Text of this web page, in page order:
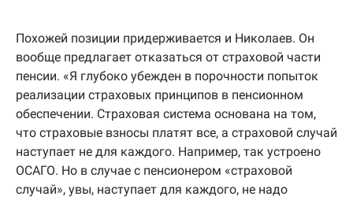
Похожей позиции придерживается и Николаев. Он
вообще предлагает отказаться от страховой части
пенсии. «Я глубоко убежден в порочности попыток
реализации страховых принципов в пенсионном
обеспечении. Страховая система основана на том,
что страховые взносы платят все, а страховой случай
наступает не для каждого. Например, так устроено
ОСАГО. Но в случае с пенсионером «страховой
случай», увы, наступает для каждого, не надо